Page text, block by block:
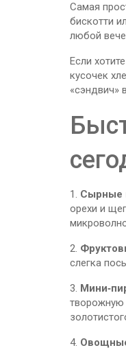
Самая
бискотти
любой
Если
кусочек
«сэндвич»
1. Сырные
орехи и
2.
слегка
3.
творожную
4.